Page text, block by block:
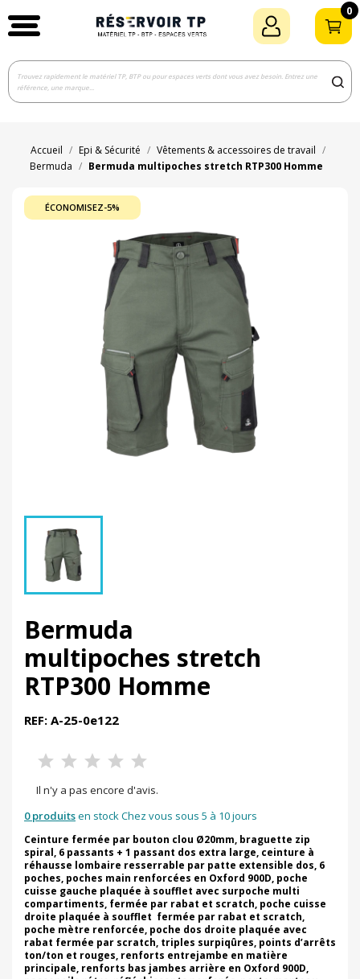
0
Accueil Epi & Sécurité
Vêtements & accessoires de travail
Bermuda
Bermuda multipoches stretch RTP300 Homme
ÉCONOMISEZ-5%
Bermuda
multipoches stretch
RTP300 Homme
REF: A-25-0e122
Il n'y a pas encore d'avis.
0 produitsen stock Chez vous sous 5 à 10 jours
Ceinture fermée par bouton clou Ø20mm, braguette zip
spiral, 6 passants + 1 passant dos extra large, ceinture à
réhausse lombaire resserrable par patte extensible dos, 6
poches, poches main renforcées en Oxford 900D, poche
cuisse gauche plaquée à soufflet avec surpoche multi
compartiments, fermée par rabat et scratch, poche cuisse
droite plaquée à soufflet fermée par rabat et scratch,
poche mètre renforcée, poche dos droite plaquée avec
rabat fermée par scratch, triples surpiqûres, points d’arrêts
ton/ton et rouges, renforts entrejambe en matière
principale, renforts bas jambes arrière en Oxford 900D,